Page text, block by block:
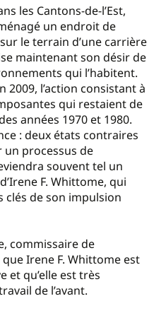
les Cantons-de-l’Est,
un endroit de
le terrain d’une carrière
maintenant son désir de
qui l’habitent.
2009, l’action consistant à
qui restaient de
années 1970 et 1980.
: deux états contraires
un processus de
souvent tel un
F. Whittome, qui
clés de son impulsion
commissaire de
Irene F. Whittome est
et qu’elle est très
de l’avant.